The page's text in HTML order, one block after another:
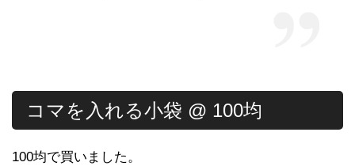
コマを入れる小袋 @ 100均
100均で買いました。